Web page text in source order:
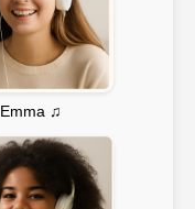
Emma ♫